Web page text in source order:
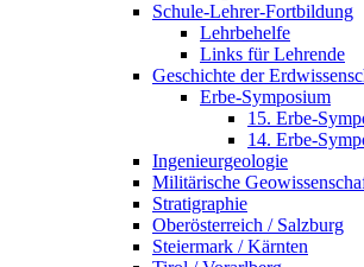
Schule-Lehrer-Fortbildung
Lehrbehelfe
Links für Lehrende
Geschichte der
Erbe-Symposium
15. Erbe-
14. Erbe-
Ingenieurgeologie
Militärische
Stratigraphie
Oberösterreich / Salzburg
Steiermark / Kärnten